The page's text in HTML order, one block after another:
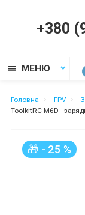
+380
МЕНЮ
Головна FPV
ToolkitRC M6D -
🎁 - 25 %